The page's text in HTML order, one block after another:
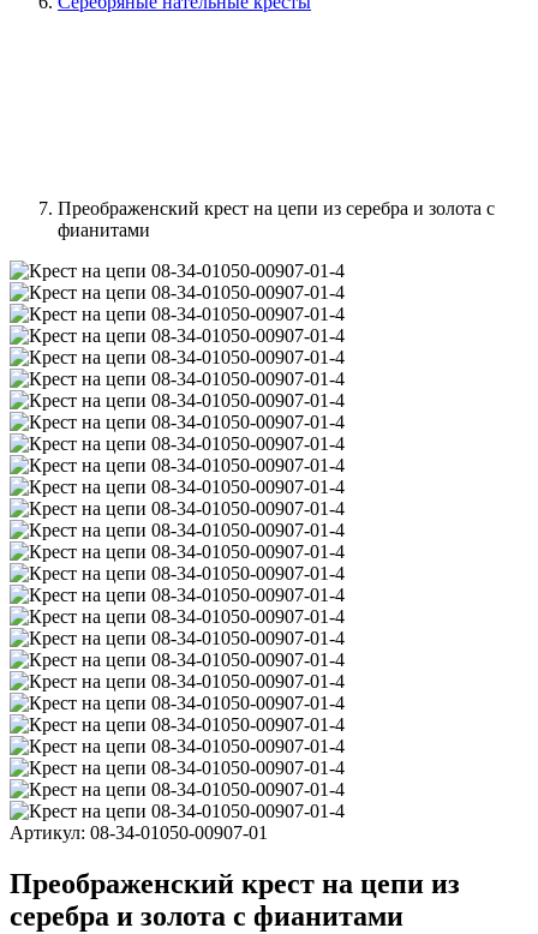
Преображенский крест на цепи из серебра и золота с
фианитами
Артикул: 08-34-01050-00907-01
Преображенский крест на цепи из
серебра и золота с фианитами